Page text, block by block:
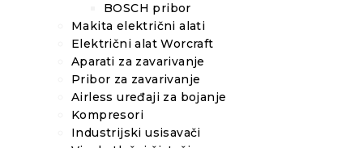
BOSCH pribor
Makita električni alati
Električni alat Worcraft
Aparati za zavarivanje
Pribor za zavarivanje
Airless uređaji za bojanje
Kompresori
Industrijski usisavači